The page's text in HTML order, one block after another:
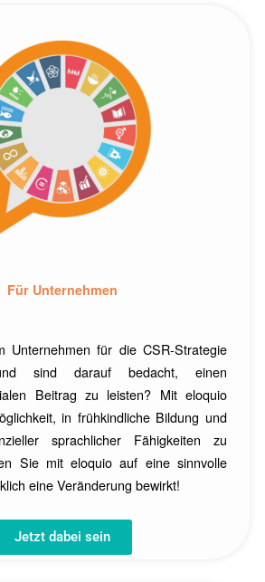
Für Unternehmen
Unternehmen für die CSR-Strategie
sind darauf bedacht, einen
Beitrag zu leisten? Mit eloquio
in frühkindliche Bildung und
sprachlicher Fähigkeiten zu
Sie mit eloquio auf eine sinnvolle
eine Veränderung bewirkt!
Jetzt dabei sein